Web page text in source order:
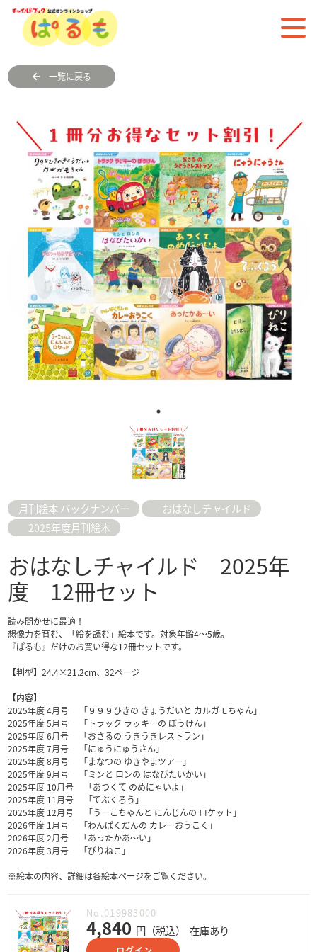
一覧に戻る
月刊絵本 バックナンバー
おはなしチャイルド
2025年度月刊絵本
おはなしチャイルド 2025年
度 12冊セット
読み聞かせに最適！
想像力を育む、「絵を読む」絵本です。対象年齢4～5歳。
『ぱるも』だけのお買い得な12冊セットです。
【判型】24.4×21.2cm、32ページ
【内容】
2025年度 4月号 「９９９ひきの きょうだいと カルガモちゃん」
2025年度 5月号 「トラック ラッキーの ぼうけん」
2025年度 6月号 「おさるの うきうきレストラン」
2025年度 7月号 「にゅうにゅうさん」
2025年度 8月号 「まなつの ゆきやまツアー」
2025年度 9月号 「ミンと ロンの はなびたいかい」
2025年度 10月号 「あつくて のめにゃいよ」
2025年度 11月号 「てぶくろう」
2025年度 12月号 「うーこちゃんと にんじんの ロケット」
2026年度 1月号 「わんぱくだんの カレーおうこく」
2026年度 2月号 「あったかあ〜い」
2026年度 3月号 「びりねこ」
※絵本の内容、詳細は各絵本ページをご覧ください。
No.019983000
4,840 円（税込） 在庫あり